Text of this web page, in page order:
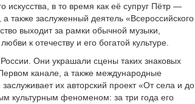
искусства, в то время как её супруг Пётр —
также заслуженный деятель «Всероссийского
выходит за рамки обычной музыки,
к отечеству и его богатой культуре.
Они украшали сцены таких знаковых
канале, а также международные
их авторский проект «От села и до
культурным феноменом: за три года его